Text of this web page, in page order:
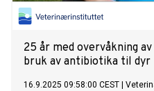
25 år med overvåkning
bruk av antibiotika til dyr
16.9.2025 09:58:00 CEST